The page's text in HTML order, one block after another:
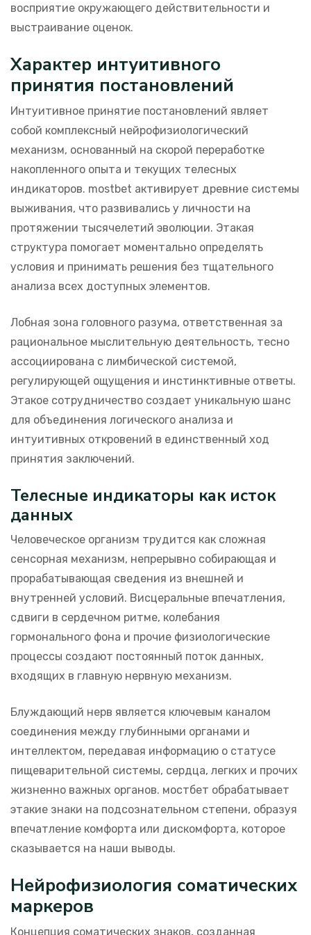
восприятие окружающего действительности и
выстраивание оценок.
Характер интуитивного
принятия постановлений
Интуитивное принятие постановлений являет
собой комплексный нейрофизиологический
механизм, основанный на скорой переработке
накопленного опыта и текущих телесных
индикаторов. mostbet активирует древние системы
выживания, что развивались у личности на
протяжении тысячелетий эволюции. Этакая
структура помогает моментально определять
условия и принимать решения без тщательного
анализа всех доступных элементов.
Лобная зона головного разума, ответственная за
рациональное мыслительную деятельность, тесно
ассоциирована с лимбической системой,
регулирующей ощущения и инстинктивные ответы.
Этакое сотрудничество создает уникальную шанс
для объединения логического анализа и
интуитивных откровений в единственный ход
принятия заключений.
Телесные индикаторы как исток
данных
Человеческое организм трудится как сложная
сенсорная механизм, непрерывно собирающая и
прорабатывающая сведения из внешней и
внутренней условий. Висцеральные впечатления,
сдвиги в сердечном ритме, колебания
гормонального фона и прочие физиологические
процессы создают постоянный поток данных,
входящих в главную нервную механизм.
Блуждающий нерв является ключевым каналом
соединения между глубинными органами и
интеллектом, передавая информацию о статусе
пищеварительной системы, сердца, легких и прочих
жизненно важных органов. мостбет обрабатывает
этакие знаки на подсознательном степени, образуя
впечатление комфорта или дискомфорта, которое
сказывается на наши выводы.
Нейрофизиология соматических
маркеров
Концепция соматических знаков, созданная